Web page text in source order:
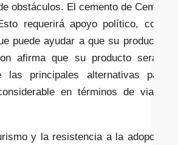
obstáculos. El cemento de Cemvision
requerirá apoyo político, como el
puede ayudar a que su producto sea
afirma que su producto será más
principales alternativas para la
en términos de viabilidad
y la resistencia a la adopción de